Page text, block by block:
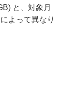
と、対象月
よって異なり